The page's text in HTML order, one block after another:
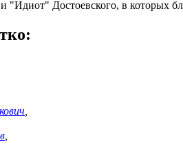
Достоевского, в которых